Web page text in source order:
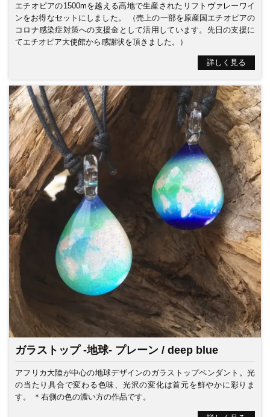
エチオピアの1500mを越える高地で生産されたリフトヴァレーワイ
ンをお得なセットにしました。 （売上の一部を原産国エチオピアの
コロナ感染症対策への支援金として活用しています。先日の支援に
てエチオピア大使館から感謝状を頂きました。）
詳しく見る
ガラストップ -地球- プレーン / deep blue
アフリカ大陸が中心の地球デザインのガラストップペンダント。光
の当たり具合で変わる色味、光沢の変化は首元を鮮やかに彩りま
す。 ＊右側の色の濃い方の作品です。